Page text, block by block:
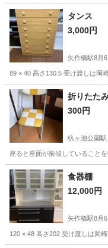
タンス
3,000円
矢作橋駅8月6
89 × 40 高さ130.5 受け渡しは岡
愛知 岡崎市 矢作橋駅
折りたた
300円
杁ヶ池公園駅
座ると座面が前傾していること
愛知 長久手市 杁ヶ池公
食器棚
12,000円
矢作橋駅8月6
120 × 48 高さ202 受け渡しは岡